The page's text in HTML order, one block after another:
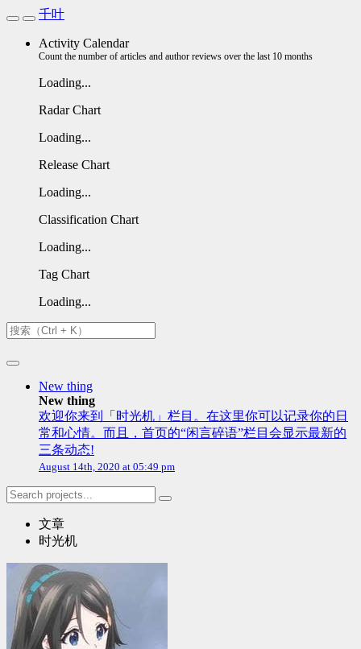
千叶
Activity Calendar
Count the number of articles and author reviews over the last 10 months
Loading...
Radar Chart
Loading...
Release Chart
Loading...
Classification Chart
Loading...
Tag Chart
Loading...
New thing
New thing
欢迎你来到「时光机」栏目。在这里你可以记录你的日
常和心情。而且，首页的“闲言碎语”栏目会显示最新的
三条动态!
August 14th, 2020 at 05:49 pm
文章
时光机